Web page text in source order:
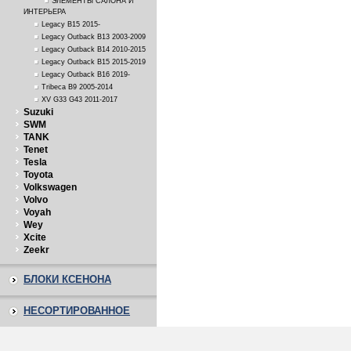
ИНТЕРЬЕРА
Legacy B15 2015-
Legacy Outback B13 2003-2009
Legacy Outback B14 2010-2015
Legacy Outback B15 2015-2019
Legacy Outback B16 2019-
Tribeca B9 2005-2014
XV G33 G43 2011-2017
Suzuki
SWM
TANK
Tenet
Tesla
Toyota
Volkswagen
Volvo
Voyah
Wey
Xcite
Zeekr
БЛОКИ КСЕНОНА
НЕСОРТИРОВАННОЕ